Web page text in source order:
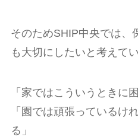
そのためSHIP中央では、
も大切にしたいと考えてい
「家ではこういうときに困
「園では頑張っているけ
る」